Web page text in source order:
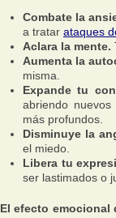
Combate la
a tratar ataques
Aclara la mente.
Aumenta la
misma.
Expande tu
abriendo
más profundos.
Disminuye la
el miedo.
Libera tu
ser lastimados o
El efecto emocional